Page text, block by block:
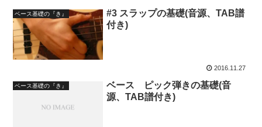
ベース基礎の『き』
#3 スラップの基礎(音源、TAB譜
付き)
2016.11.27
ベース基礎の『き』
ベース ピック弾きの基礎(音
源、TAB譜付き)